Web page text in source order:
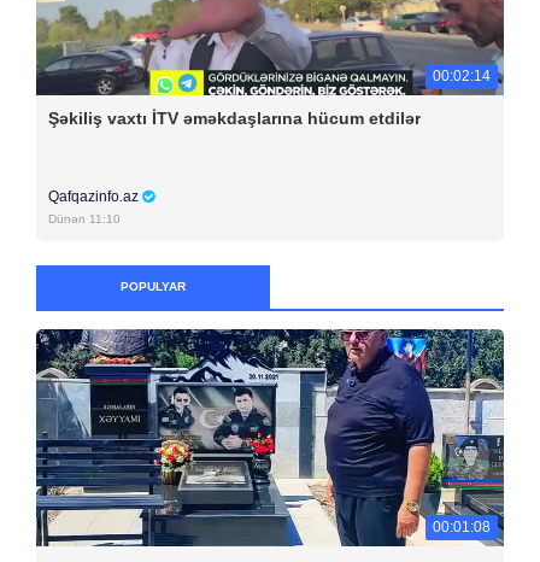
00:02:14
Şəkiliş vaxtı İTV əməkdaşlarına hücum etdilər
Qafqazinfo.az
Dünən 11:10
POPULYAR
00:01:08